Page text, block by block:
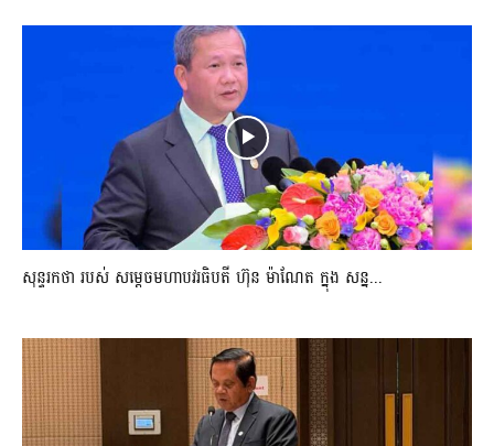
សុន្ទរកថា របស់ សម្ដេចមហាបវរធិបតី ហ៊ុន ម៉ាណែត ក្នុង សន្ន...